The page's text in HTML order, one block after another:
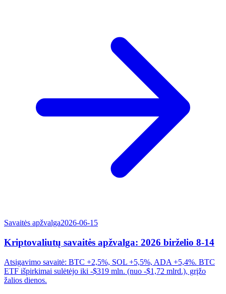
Savaitės apžvalga2026-06-15
Kriptovaliutų savaitės apžvalga: 2026 birželio 8-14
Atsigavimo savaitė: BTC +2,5%, SOL +5,5%, ADA +5,4%. BTC
ETF išpirkimai sulėtėjo iki -$319 mln. (nuo -$1,72 mlrd.), grįžo
žalios dienos.